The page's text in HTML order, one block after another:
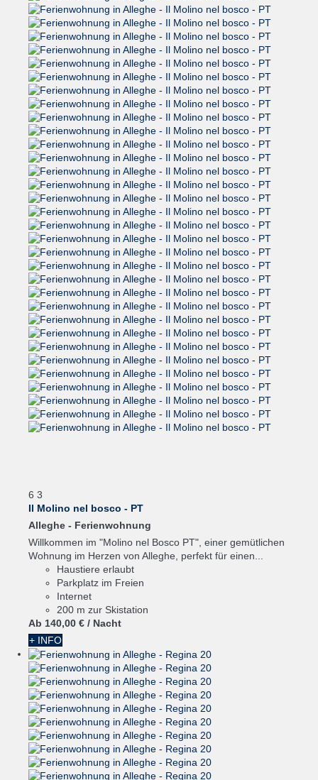
6 3
Il Molino nel bosco - PT
Alleghe - Ferienwohnung
Willkommen im "Molino nel Bosco PT", einer gemütlichen
Wohnung im Herzen von Alleghe, perfekt für einen...
Haustiere erlaubt
Parkplatz im Freien
Internet
200 m zur Skistation
Ab 140,00 € / Nacht
+ INFO